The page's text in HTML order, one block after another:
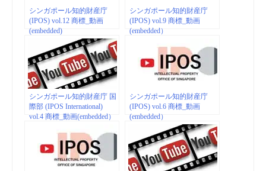
シンガポール知的財産庁
(IPOS) vol.12 商標_動画
(embedded)
シンガポール知的財産庁
(IPOS) vol.9 商標_動画
(embedded）
シンガポール知的財産庁 国
際部 (IPOS International)
vol.4 商標_動画(embedded）
シンガポール知的財産庁
(IPOS) vol.6 商標_動画
(embedded）